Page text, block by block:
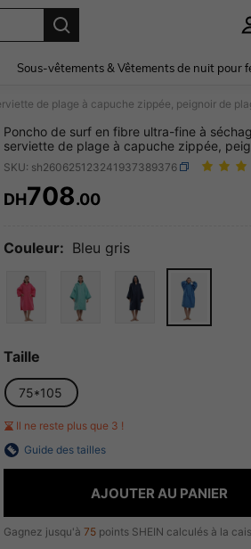
Sous-vêtements & Vêtements de nuit pour
Poncho de surf en fibre ultra-fine à
serviette de plage à capuche zippée,
cape chaude, poncho de plage pour adulte
SKU: sh260625123241937389376
PRICE AND
DH708.00
Couleur: Bleu gris
Taille
75*105
Il ne reste plus que 3 !
Guide des tailles
AJOUTER AU PANIER
Gagnez jusqu'à 75 points SHEIN calculés à la